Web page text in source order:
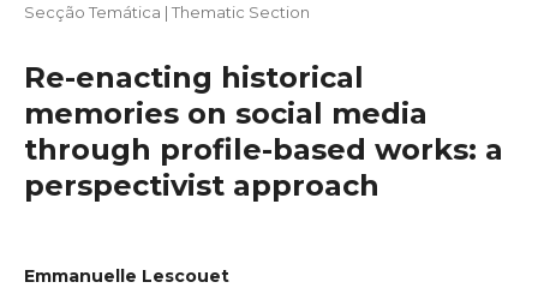
Secção Temática | Thematic Section
Re-enacting historical
memories on social media
through profile-based works: a
perspectivist approach
Emmanuelle Lescouet